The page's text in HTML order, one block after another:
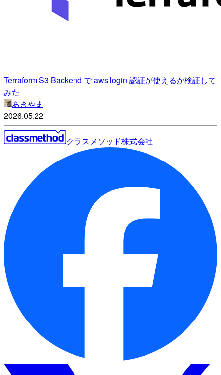
Terraform S3 Backend で aws login 認証が使えるか検証して
みた
あきやま
2026.05.22
クラスメソッド株式会社